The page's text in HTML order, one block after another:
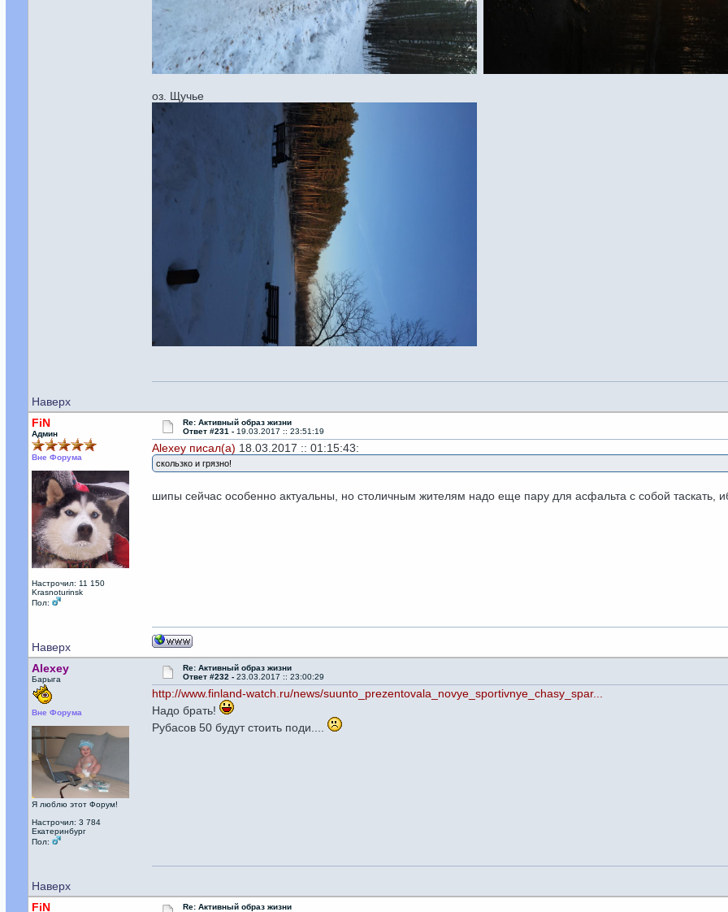
оз. Щучье
Наверх
FiN
Админ
Вне Форума
Настрочил: 11 150
Krasnoturinsk
Пол:
Re: Активный образ жизни
Ответ #231 - 19.03.2017 :: 23:51:19
Alexey писал(а) 18.03.2017 :: 01:15:43:
скользко и грязно!
шипы сейчас особенно актуальны, но столичным жителям надо еще пару для асфальта с собой таскать,
Наверх
Alexey
Барыга
Вне Форума
Я люблю этот Форум!
Настрочил: 3 784
Екатеринбург
Пол:
Re: Активный образ жизни
Ответ #232 - 23.03.2017 :: 23:00:29
http://www.finland-watch.ru/news/suunto_prezentovala_novye_sportivnye_chasy_spar...
Надо брать!
Рубасов 50 будут стоить поди....
Наверх
FiN
Re: Активный образ жизни